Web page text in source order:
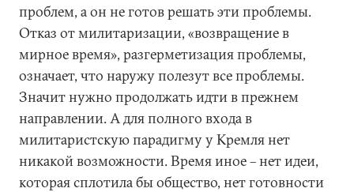
проблем, а он не готов решать эти проблемы.
Отказ от милитаризации, «возвращение в
мирное время», разгерметизация проблемы,
означает, что наружу полезут все проблемы.
Значит нужно продолжать идти в прежнем
направлении. А для полного входа в
милитаристскую парадигму у Кремля нет
никакой возможности. Время иное – нет идеи,
которая сплотила бы общество, нет готовности